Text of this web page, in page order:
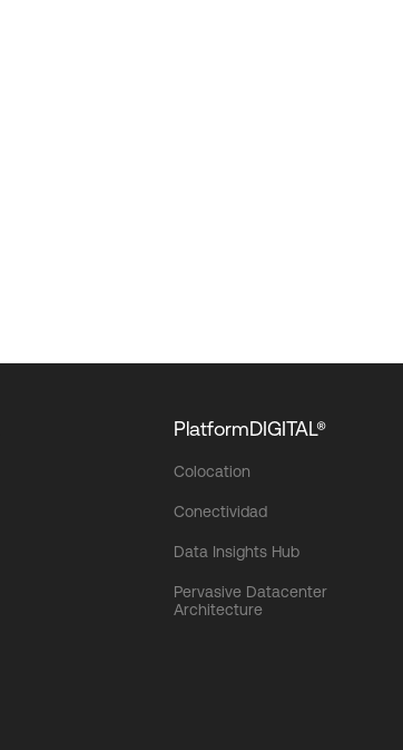
PlatformDIGITAL®
Colocation
Conectividad
Data Insights Hub
Pervasive Datacenter
Architecture